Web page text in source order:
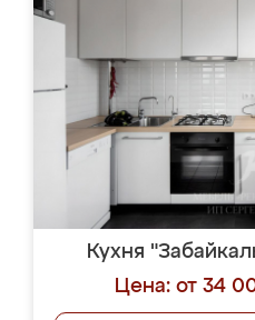
Кухня
Цена: от 34